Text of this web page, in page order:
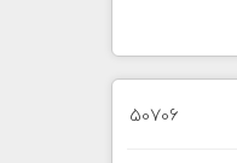
50706